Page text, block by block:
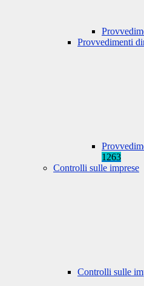
Provvedimenti
1263
Controlli sulle imprese
Controlli sulle